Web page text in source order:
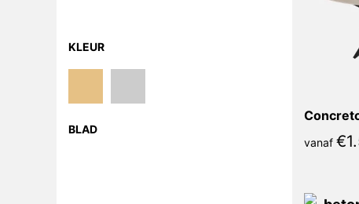
vanaf €
KLEUR
BLAD